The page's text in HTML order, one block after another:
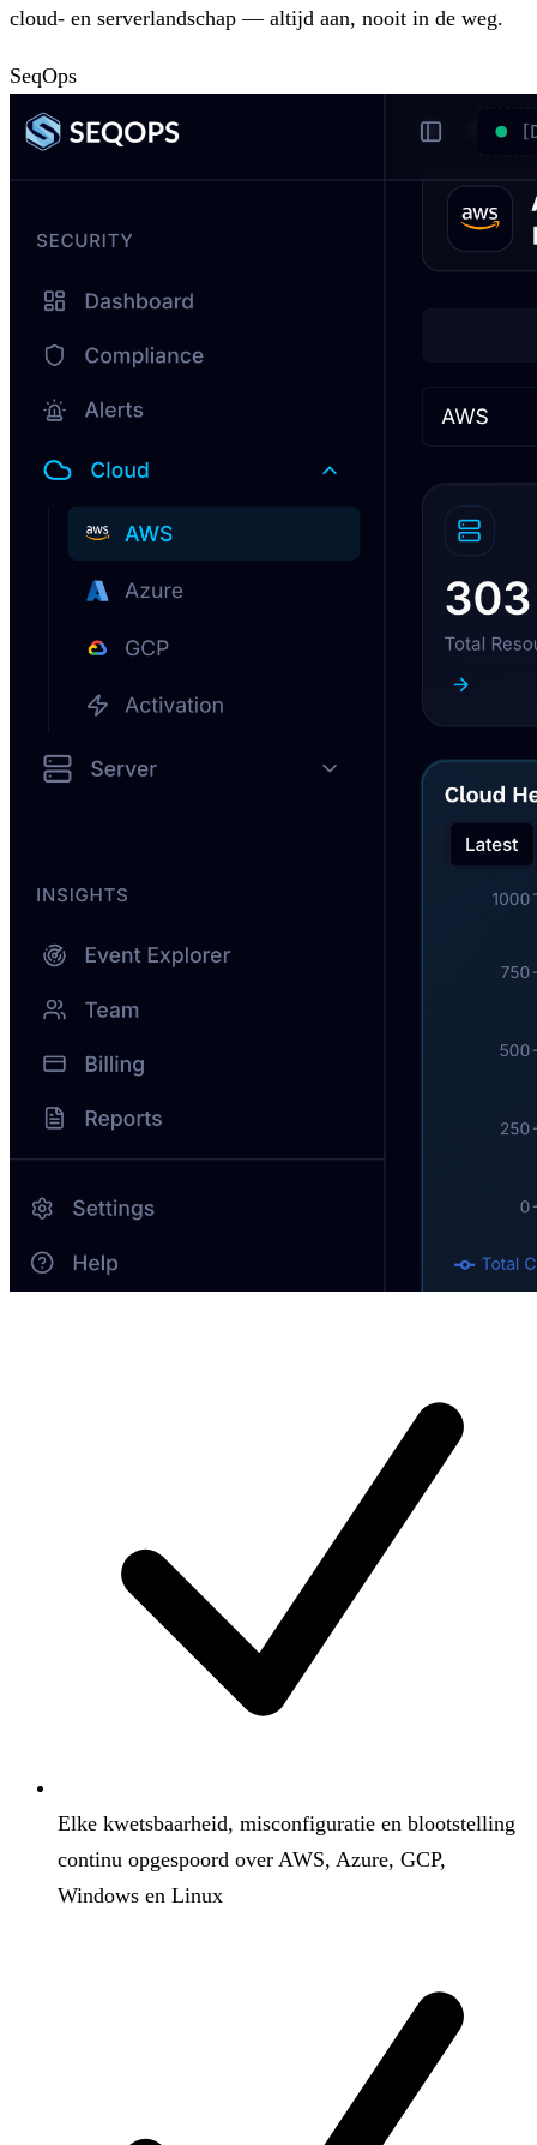
cloud- en serverlandschap — altijd aan, nooit in de weg.
SeqOps
Elke kwetsbaarheid, misconfiguratie en blootstelling
continu opgespoord over AWS, Azure, GCP,
Windows en Linux